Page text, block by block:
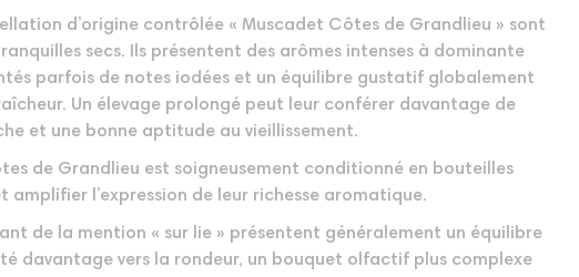
d’origine contrôlée « Muscadet Côtes de Grandlieu » sont
secs. Ils présentent des arômes intenses à dominante
parfois de notes iodées et un équilibre gustatif globalement
Un élevage prolongé peut leur conférer davantage de
et une bonne aptitude au vieillissement.
de Grandlieu est soigneusement conditionné en bouteilles
amplifier l’expression de leur richesse aromatique.
de la mention « sur lie » présentent généralement un équilibre
davantage vers la rondeur, un bouquet olfactif plus complexe